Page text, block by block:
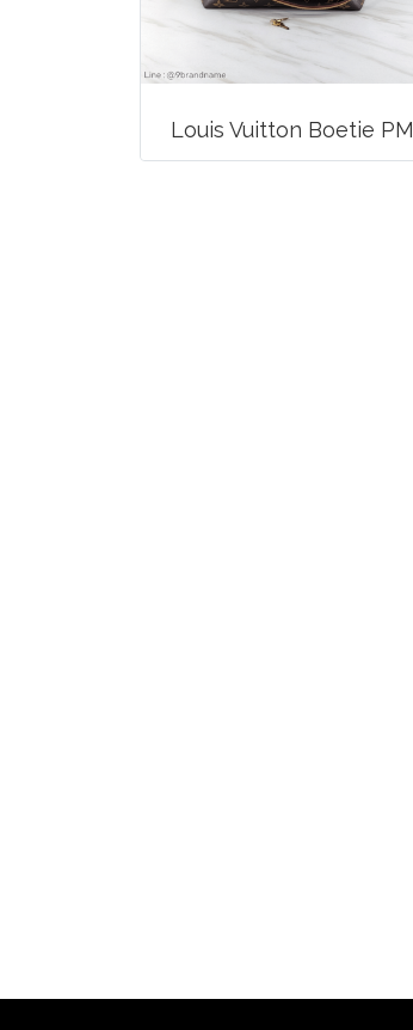
Louis Vuitton Boetie PM